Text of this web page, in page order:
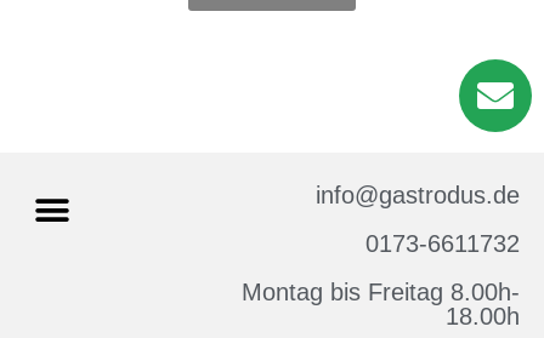
info@gastrodus.de
0173-6611732
Montag bis Freitag 8.00h-
18.00h